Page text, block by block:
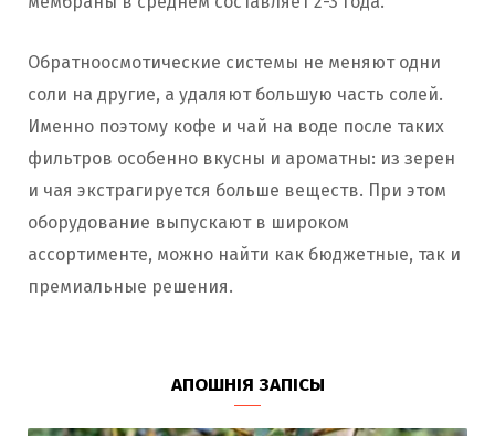
Обратноосмотические системы не меняют одни
соли на другие, а удаляют большую часть солей.
Именно поэтому кофе и чай на воде после таких
фильтров особенно вкусны и ароматны: из зерен
и чая экстрагируется больше веществ. При этом
оборудование выпускают в широком
ассортименте, можно найти как бюджетные, так и
премиальные решения.
АПОШНІЯ ЗАПІСЫ